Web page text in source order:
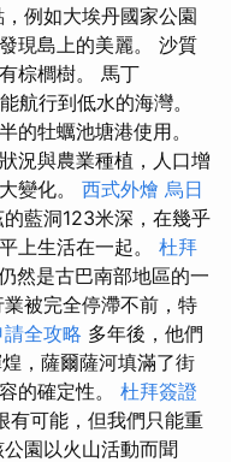
例如大埃丹國家公園
現島上的美麗。 沙質
棕櫚樹。 馬丁
航行到低水的海灣。
的牡蠣池塘港使用。
況與農業種植，人口增
變化。 西式外燴 烏日
藍洞123米深，在幾乎
上生活在一起。 杜拜
然是古巴南部地區的一
被完全停滯不前，特
全攻略 多年後，他們
，薩爾薩河填滿了街
的確定性。 杜拜簽證
有可能，但我們只能重
園以火山活動而聞